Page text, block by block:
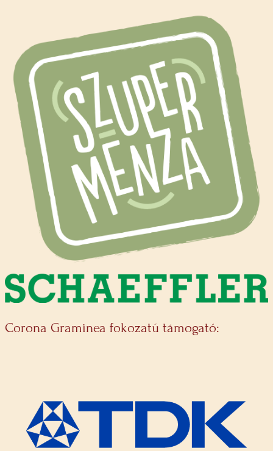
Corona Graminea fokozatú támogató: